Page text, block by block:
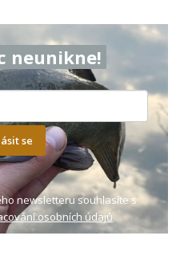
neunikne!
se
newsletteru souhlasíte s
osobních údajů